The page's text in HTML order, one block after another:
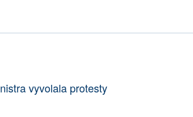
vyvolala protesty